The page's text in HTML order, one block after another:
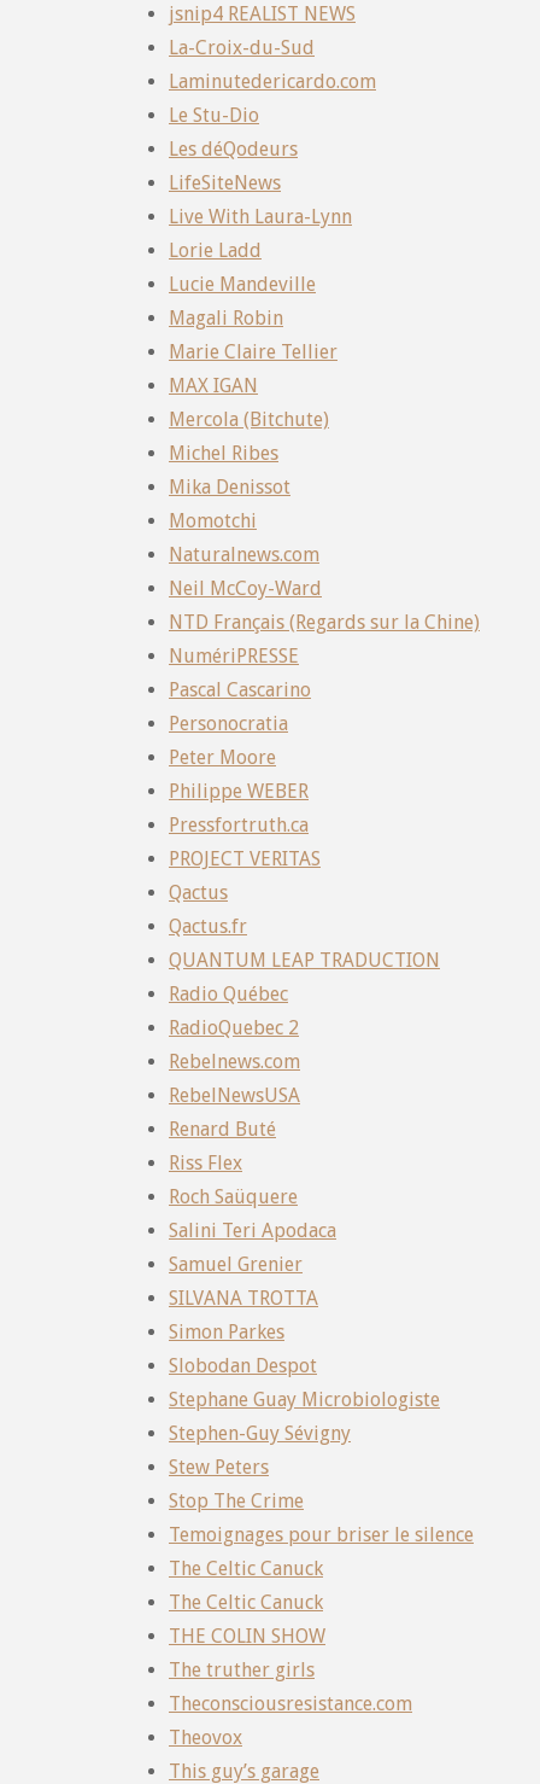
jsnip4 REALIST NEWS
La-Croix-du-Sud
Laminutedericardo.com
Le Stu-Dio
Les déQodeurs
LifeSiteNews
Live With Laura-Lynn
Lorie Ladd
Lucie Mandeville
Magali Robin
Marie Claire Tellier
MAX IGAN
Mercola (Bitchute)
Michel Ribes
Mika Denissot
Momotchi
Naturalnews.com
Neil McCoy-Ward
NTD Français (Regards sur la Chine)
NumériPRESSE
Pascal Cascarino
Personocratia
Peter Moore
Philippe WEBER
Pressfortruth.ca
PROJECT VERITAS
Qactus
Qactus.fr
QUANTUM LEAP TRADUCTION
Radio Québec
RadioQuebec 2
Rebelnews.com
RebelNewsUSA
Renard Buté
Riss Flex
Roch Saüquere
Salini Teri Apodaca
Samuel Grenier
SILVANA TROTTA
Simon Parkes
Slobodan Despot
Stephane Guay Microbiologiste
Stephen-Guy Sévigny
Stew Peters
Stop The Crime
Temoignages pour briser le silence
The Celtic Canuck
The Celtic Canuck
THE COLIN SHOW
The truther girls
Theconsciousresistance.com
Theovox
This guy’s garage